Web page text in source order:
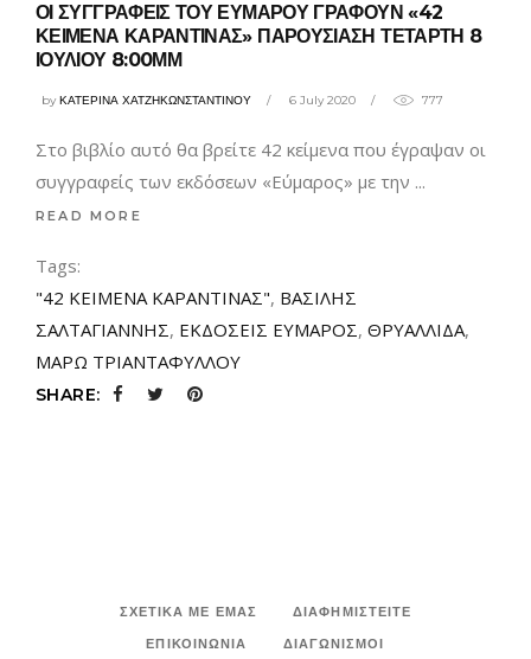
ΟΙ ΣΥΓΓΡΑΦΕΙΣ ΤΟΥ ΕΥΜΑΡΟΥ ΓΡΑΦΟΥΝ «42
ΚΕΙΜΕΝΑ ΚΑΡΑΝΤΙΝΑΣ» ΠΑΡΟΥΣΙΑΣΗ ΤΕΤΑΡΤΗ 8
ΙΟΥΛΙΟΥ 8:00ΜΜ
byΚΑΤΕΡΙΝΑ ΧΑΤΖΗΚΩΝΣΤΑΝΤΙΝΟΥ 6 July 2020 777
Στο βιβλίο αυτό θα βρείτε 42 κείμενα που έγραψαν οι
συγγραφείς των εκδόσεων «Εύμαρος» με την
READ MORE
Tags:
"42 ΚΕΙΜΕΝΑ ΚΑΡΑΝΤΙΝΑΣ", ΒΑΣΙΛΗΣ
ΣΑΛΤΑΓΙΑΝΝΗΣ, ΕΚΔΟΣΕΙΣ ΕΥΜΑΡΟΣ, ΘΡΥΑΛΛΙΔΑ,
ΜΑΡΩ ΤΡΙΑΝΤΑΦΥΛΛΟΥ
SHARE:
ΣΧΕΤΙΚΑ ΜΕ ΕΜΑΣ
ΔΙΑΦΗΜΙΣΤΕΙΤΕ
ΕΠΙΚΟΙΝΩΝΙΑ
ΔΙΑΓΩΝΙΣΜΟΙ